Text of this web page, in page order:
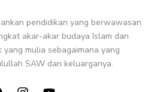
pendidikan yang berwawasan
akar-akar budaya Islam dan
yang mulia sebagaimana yang
SAW dan keluarganya.